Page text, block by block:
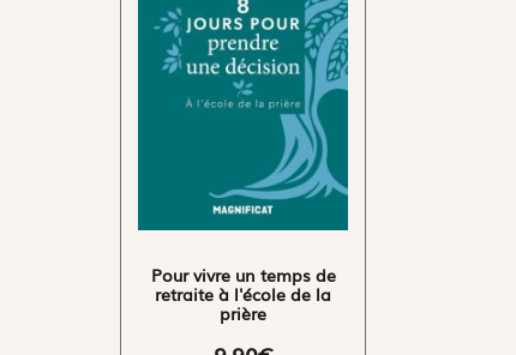
Pour vivre un temps de
retraite à l'école de la
prière